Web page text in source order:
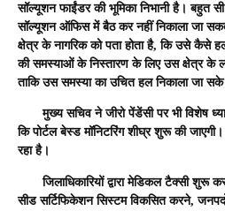
सॉल्यूशन फाईंडर की भूमिका निभानी है। बहुत
सॉल्यूशन ऑफिस में बैठ कर नहीं निकाला जा
क्षेत्र के नागरिक को पता होता है, कि उसे कैसे
की समस्याओं के निस्तारण के लिए उस क्षेत्र के
ताकि उस समस्या का उचित हल निकाला जा
मुख्य सचिव ने जीरो पेंडेंसी पर भी विशेष
कि पोर्टल बेस्ड मॉनिटरिंग शीघ्र शुरू की
रहा है।
जिलाधिकारियों द्वारा मेडिकल टैक्सी शुरू
सीड सर्टिफिकेशन सिस्टम विकसित करने, जनपदों